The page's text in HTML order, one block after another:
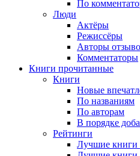
По
Люди
Актёры
Режиссёры
Авторы
Комментаторы
Книги прочитанные
Книги
Новые
По названиям
По авторам
В порядке
Рейтинги
Лучшие книги